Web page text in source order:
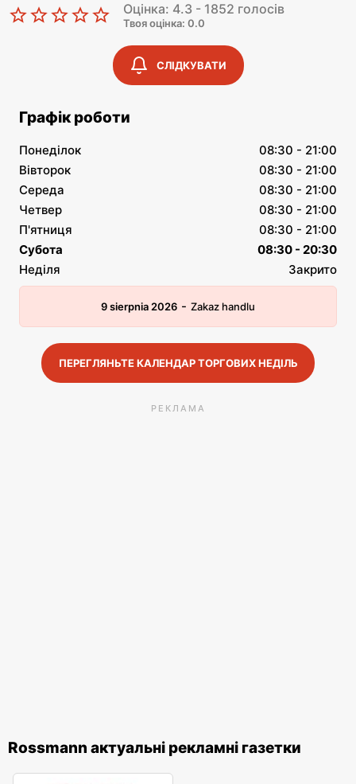
Оцінка: 4.3 - 1852 голосів
Твоя оцінка: 0.0
СЛІДКУВАТИ
Графік роботи
Понеділок
08:30 - 21:00
Вівторок
08:30 - 21:00
Середа
08:30 - 21:00
Четвер
08:30 - 21:00
П'ятниця
08:30 - 21:00
Субота
08:30 - 20:30
Неділя
Закрито
9 sierpnia 2026 - Zakaz handlu
ПЕРЕГЛЯНЬТЕ КАЛЕНДАР ТОРГОВИХ НЕДІЛЬ
РЕКЛАМА
Rossmann актуальні рекламні газетки